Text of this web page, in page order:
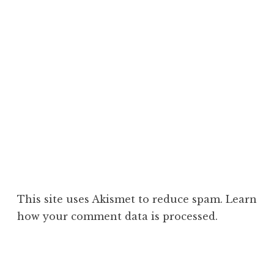
This site uses Akismet to reduce spam. Learn
how your comment data is processed.